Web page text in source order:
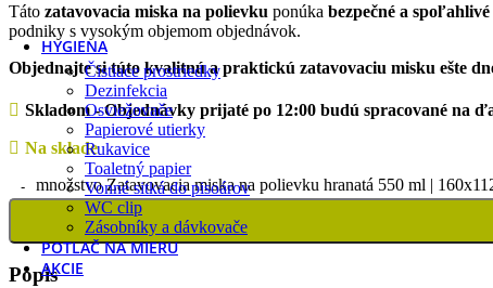
Potlač na mieru
HYGIENA
Čistiace prostriedky
Dezinfekcia
Osviežovače
Papierové utierky
Rukavice
Toaletný papier
Vonné sitká do pisoárov
WC clip
Zásobníky a dávkovače
POTLAČ NA MIERU
AKCIE
Táto zatavovacia miska na polievku ponúka bezpečné a
podniky s vysokým objemom objednávok.
Objednajte si túto kvalitnú a praktickú zatavovaciu misku ešte
Skladom - Objednávky prijaté po 12:00 budú spracované na
Na sklade
množstvo Zatavovacia miska na polievku hranatá 550 ml |
Popis